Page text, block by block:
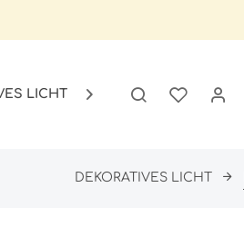
GARTEN SALE

DEKORATIVES LICHT